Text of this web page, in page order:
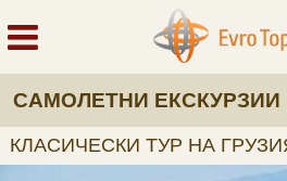
САМОЛЕТНИ ЕКСКУРЗИИ
КЛАСИЧЕСКИ ТУР НА